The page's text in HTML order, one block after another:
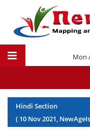
Mon
Hindi Section
( 10 Nov2021,